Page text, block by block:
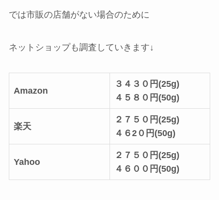
では市販の店舗がない場合のために
ネットショップも調査していきます↓
Amazon
３４３０円(25g)
４５８０円(50g)
楽天
２７５０円(25g)
４６2０円(50g)
Yahoo
２７５０円(25g)
４６００円(50g)